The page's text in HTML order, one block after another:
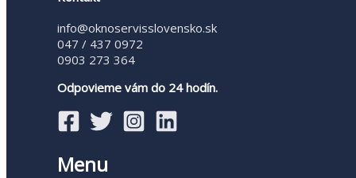
info@oknoservisslovensko.sk
047 / 437 0972
0903 273 364
Odpovieme vám do 24 hodín.
Menu